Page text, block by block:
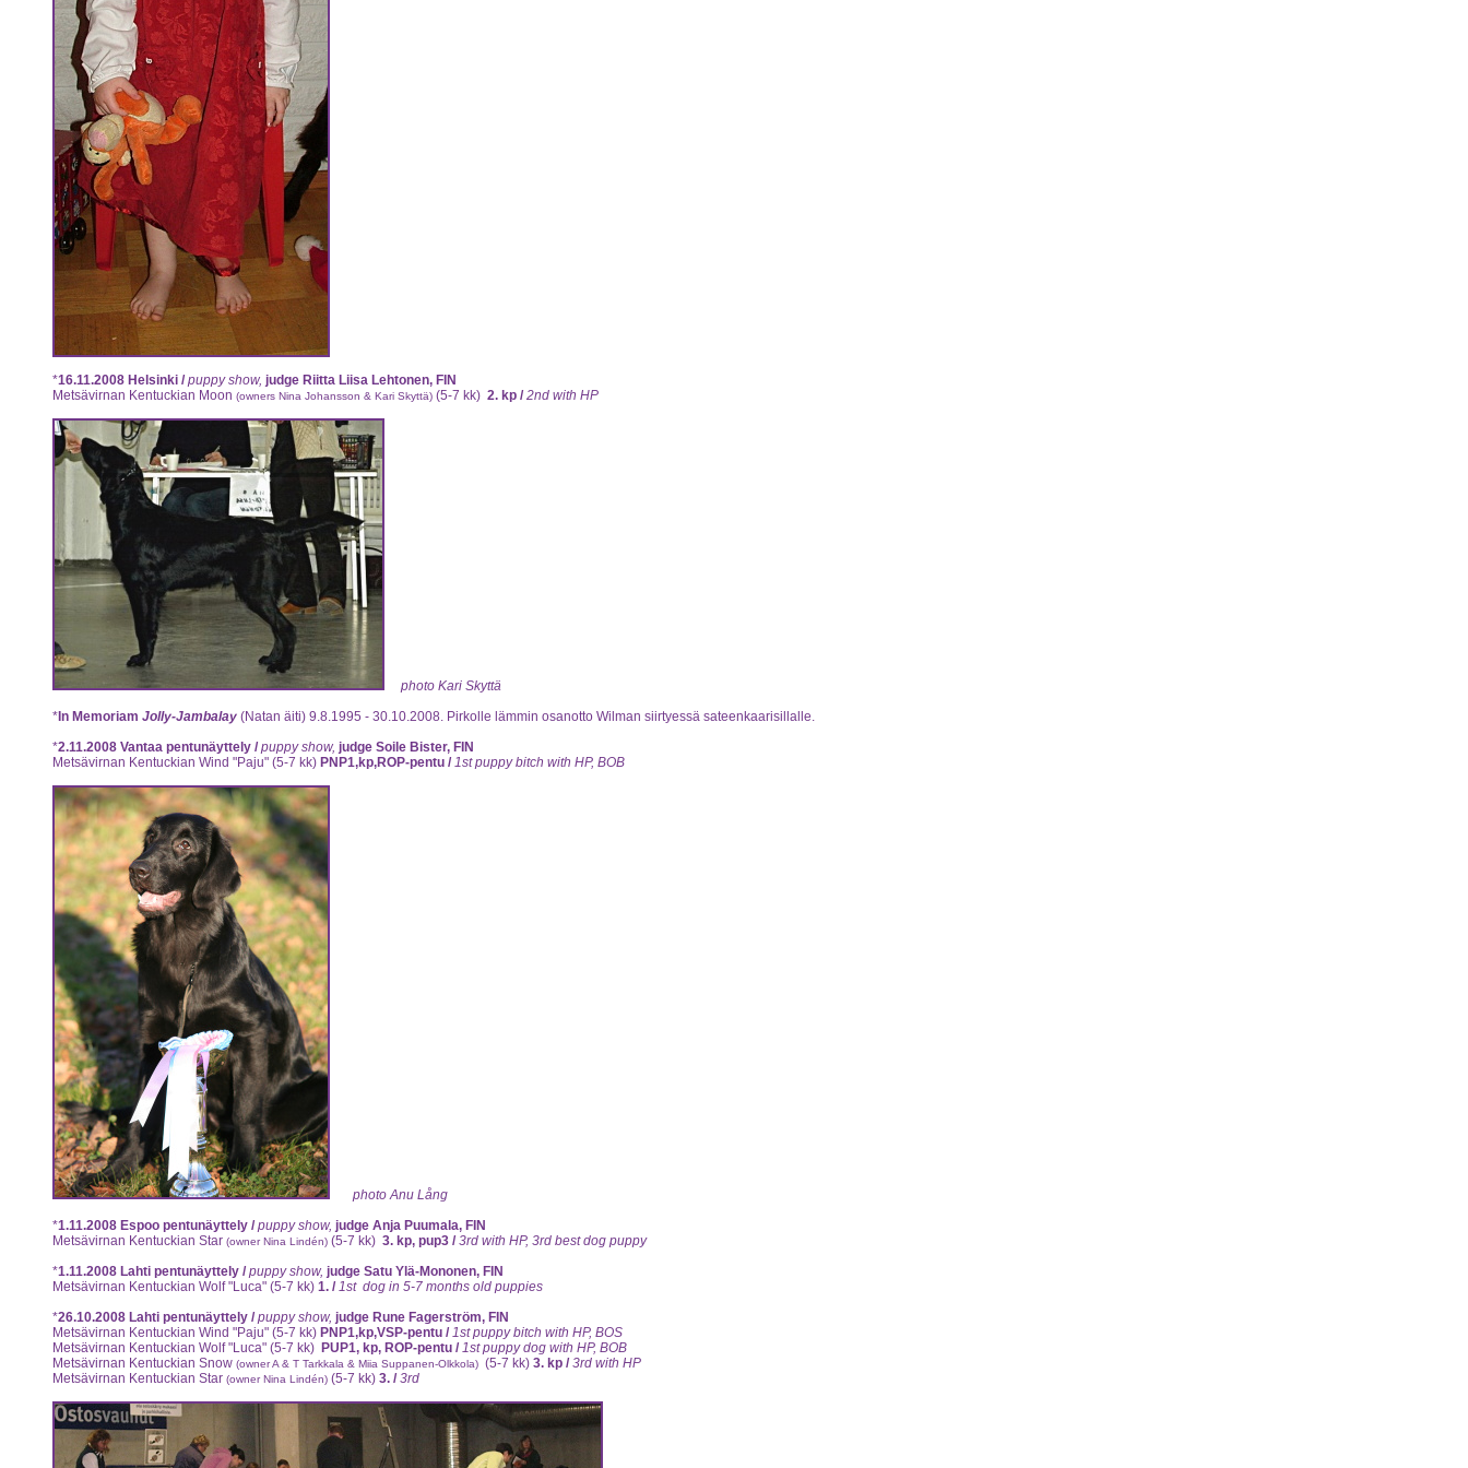
*16.11.2008 Helsinki /puppy show, judge Riitta Liisa Lehtonen, FIN
Metsävirnan Kentuckian Moon (owners Nina Johansson & Kari Skyttä) (5-7 kk) 2. kp /2nd with HP
photo Kari Skyttä
* In Memoriam Jolly-Jambalay (Natan äiti) 9.8.1995 - 30.10.2008. Pirkolle lämmin osanotto Wilman siirtyessä sateenkaarisillalle.
*2.11.2008 Vantaa pentunäyttely /puppy show, judge Soile Bister, FIN
Metsävirnan Kentuckian Wind "Paju" (5-7 kk) PNP1,kp,ROP-pentu /1st puppy bitch with HP, BOB
photo Anu Lång
*1.11.2008 Espoo pentunäyttely /puppy show, judge Anja Puumala, FIN
Metsävirnan Kentuckian Star (owner Nina Lindén) (5-7 kk) 3. kp, pup3 /3rd with HP, 3rd best dog puppy
*1.11.2008 Lahti pentunäyttely /puppy show, judge Satu Ylä-Mononen, FIN
Metsävirnan Kentuckian Wolf "Luca" (5-7 kk) 1. /1st dog in 5-7 months old puppies
*26.10.2008 Lahti pentunäyttely /puppy show, judge Rune Fagerström, FIN
Metsävirnan Kentuckian Wind "Paju" (5-7 kk) PNP1,kp,VSP-pentu /1st puppy bitch with HP, BOS
Metsävirnan Kentuckian Wolf "Luca" (5-7 kk) PUP1, kp, ROP-pentu /1st puppy dog with HP, BOB
Metsävirnan Kentuckian Snow (owner A & T Tarkkala & Miia Suppanen-Olkkola) (5-7 kk) 3. kp /3rd with HP
Metsävirnan Kentuckian Star (owner Nina Lindén) (5-7 kk) 3. /3rd